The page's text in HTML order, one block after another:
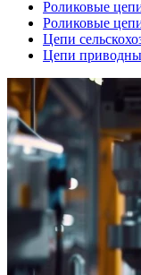
Роликовые
Роликовые
Цепи
Цепи